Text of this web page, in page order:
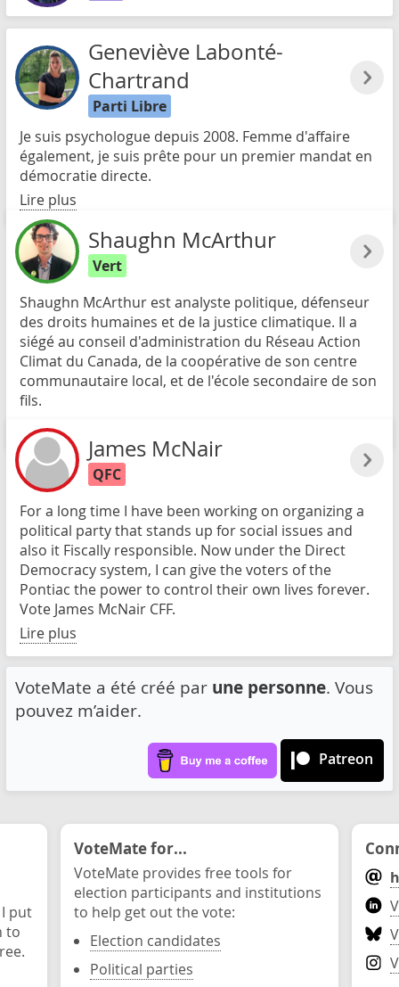
Geneviève Labonté-
Chartrand
Parti Libre
Je suis psychologue depuis 2008. Femme d'affaire
également, je suis prête pour un premier mandat en
démocratie directe.
Lire plus
Shaughn McArthur
Vert
Shaughn McArthur est analyste politique, défenseur
des droits humaines et de la justice climatique. Il a
siégé au conseil d'administration du Réseau Action
Climat du Canada, de la coopérative de son centre
communautaire local, et de l'école secondaire de son
fils.
Lire plus
James McNair
QFC
For a long time I have been working on organizing a
political party that stands up for social issues and
also it Fiscally responsible. Now under the Direct
Democracy system, I can give the voters of the
Pontiac the power to control their own lives forever.
Vote James McNair CFF.
Lire plus
VoteMate a été créé par une personne. Vous
pouvez m’aider.
Patreon
put
to
VoteMate for...
VoteMate provides free tools for
election participants and institutions
to help get out the vote:
Election candidates
Political parties